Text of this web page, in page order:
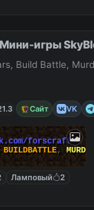
игры
Build Battle,
Сайт VK
forscraft
BUILDBATTLE,
Ламповый
2